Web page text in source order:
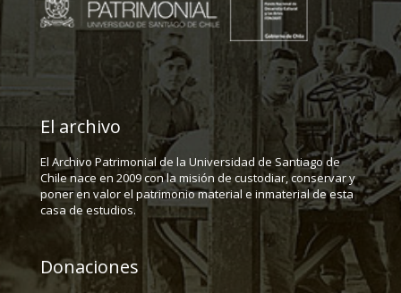
El archivo
El Archivo Patrimonial de la Universidad de Santiago de
Chile nace en 2009 con la misión de custodiar, conservar y
poner en valor el patrimonio material e inmaterial de esta
casa de estudios.
Donaciones